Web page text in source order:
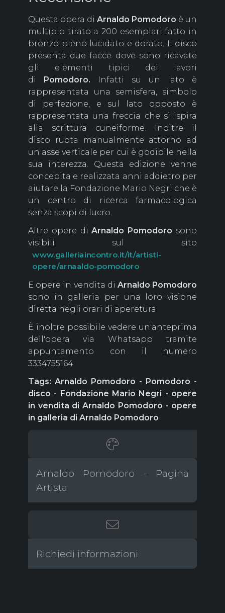
Questa opera di Arnaldo Pomodoro è un
multiplo tirato a 200 esemplari fatto in
bronzo pieno lucidato e dorato. Il disco
presenta due facce dove sono ricavate
gli elementi tipici dei lavori
di
Pomodoro. Infatti su un lato è
rappresentata una semisfera, simbolo
di perfezione, e sul lato opposto è
rappresentata una freccia che si ispira
alla scrittura cuneiforme. Inoltre il
disco ruota manualmente attorno ad
un asse verticale per cui è godibile nella
sua interezza. Questa edizione venne
concepita e realizzata anni addietro per
aiutare la Fondazione Mario Negri che è
un centro di ricerca farmacologica
senza scopi di lucro.
Altre opere diArnaldo Pomodoro sono
visibili sul sito
www.galleriaincontro.it/it/artisti-
opere/arnaaldo-pomodoro
E opere in vendita di Arnaldo Pomodoro
sono in galleria per una loro visione
diretta negli orari di aperetura
È inoltre possibile vedere un'anteprima
dell'opera via Whatsapp tramite
appuntamento con il numero
3334755164
Tags: Arnaldo Pomodoro - Pomodoro -
disco - Fondazione Mario Negri - opere
in vendita di Arnaldo Pomodoro - opere
in galleria di Arnaldo Pomodoro
Arnaldo Pomodoro - Pagina
Artista
Richiedi informazioni